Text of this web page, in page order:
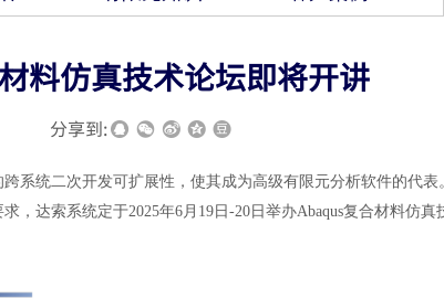
料仿真技术论坛即将开讲
分享到:
系统二次开发可扩展性，使其成为高级有限元分析软件的代表
，达索系统定于2025年6月19日-20日举办Abaqus复合材料仿真